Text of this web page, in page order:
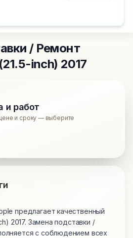
/ Ремонт
inch) 2017
и работ
и сроку — выберите
предлагает качественный
2017. Замена подставки /
с соблюдением всех